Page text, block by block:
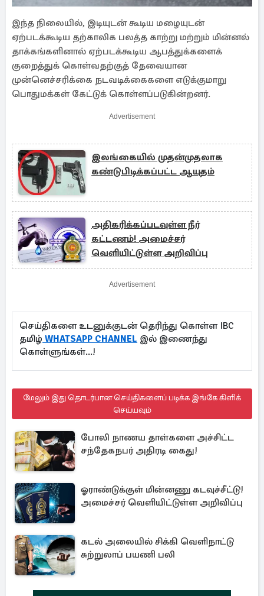
இந்த நிலையில், இடியுடன் கூடிய மழையுடன்
ஏற்படக்கூடிய தற்காலிக பலத்த காற்று மற்றும் மின்னல்
தாக்கங்களினால் ஏற்படக்கூடிய ஆபத்துக்களைக்
குறைத்துக் கொள்வதற்குத் தேவையான
முன்னெச்சரிக்கை நடவடிக்கைகளை எடுக்குமாறு
பொதுமக்கள் கேட்டுக் கொள்ளப்படுகின்றனர்.
Advertisement
இலங்கையில் முதன்முதலாக
கண்டுபிடிக்கப்பட்ட ஆயுதம்
அதிகரிக்கப்படவுள்ள நீர்
கட்டணம்! அமைச்சர்
வெளியிட்டுள்ள அறிவிப்பு
Advertisement
செய்திகளை உடனுக்குடன் தெரிந்து கொள்ள IBC
தமிழ் WHATSAPP CHANNEL இல் இணைந்து
கொள்ளுங்கள்...!
மேலும் இது தொடர்பான செய்திகளைப் படிக்க இங்கே கிளிக்
செய்யவும்
போலி நாணய தாள்களை அச்சிட்ட
சந்தேகநபர் அதிரடி கைது!
ஓராண்டுக்குள் மின்னணு கடவுச்சீட்டு!
அமைச்சர் வெளியிட்டுள்ள அறிவிப்பு
கடல் அலையில் சிக்கி வெளிநாட்டு
சுற்றுலாப் பயணி பலி